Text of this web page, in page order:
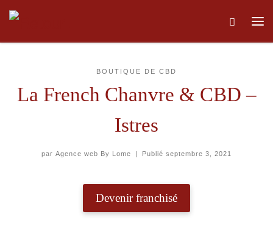
Skip to content
BOUTIQUE DE CBD
La French Chanvre & CBD –
Istres
parAgence web By Lome Publié septembre 3, 2021
Devenir franchisé